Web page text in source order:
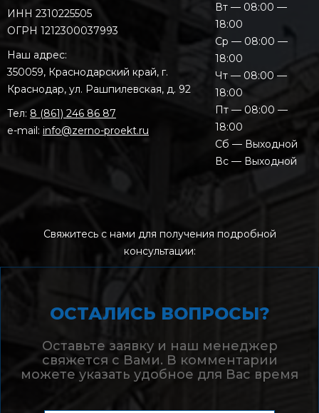
ИНН 2310225505
ОГРН 1212300037993
Наш адрес:
350059, Краснодарский край, г.
Краснодар, ул. Рашпилевская, д. 92
Тел: 8 (861) 246 86 87
e-mail: info@zerno-proekt.ru
Вт — 08:00 —
18:00
Ср — 08:00 —
18:00
Чт — 08:00 —
18:00
Пт — 08:00 —
18:00
Сб — Выходной
Вс — Выходной
Свяжитесь с нами для получения подробной
консультации:
ОСТАЛИСЬ ВОПРОСЫ?
Оставьте заявку и наш менеджер
свяжется с Вами. В комментарии
можете указать удобное для Вас время